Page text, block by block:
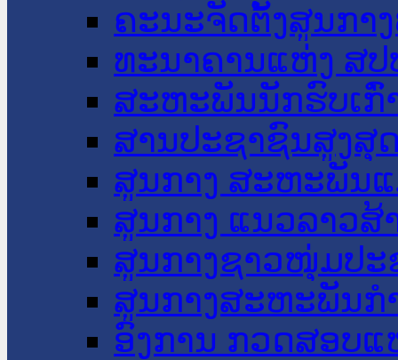
ຄະນະຈັດຕັ້ງສູນກາ
ທະນາຄານແຫ່ງ ສປ
ສະຫະພັນນັກຮົບເກົ່
ສານປະຊາຊົນສູງສຸ
ສູນກາງ ສະຫະພັນ
ສູນກາງ ແນວລາວສ້
ສູນກາງຊາວໜຸ່ມປະ
ສູນກາງສະຫະພັນກ
ອົງການ ກວດສອບແ